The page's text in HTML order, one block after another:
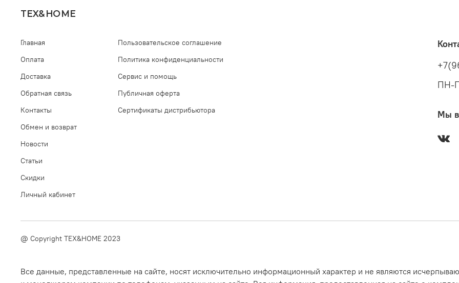
TEX&HOME
Главная
Оплата
Доставка
Обратная связь
Контакты
Обмен и возврат
Новости
Статьи
Скидки
Личный кабинет
Пользовательское соглашение
Политика конфиденциальности
Сервис и помощь
Публичная оферта
Сертификаты дистрибьютора
ПН-
Мы
@ Copyright TEX&HOME 2023
Все данные, представленные на сайте, носят исключительно информационный характер и не являются